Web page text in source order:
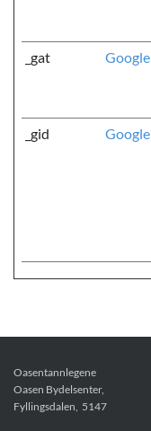
_gat Google
_gid Google
Oasentannlegene
Oasen Bydelsenter,
Fyllingsdalen, 5147